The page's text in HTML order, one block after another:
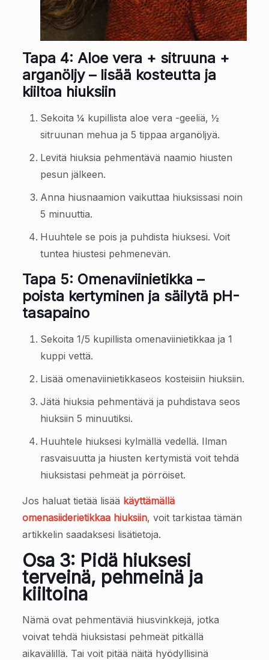
Tapa 4: Aloe vera + sitruuna +
arganöljy – lisää kosteutta ja
kiiltoa hiuksiin
Sekoita ¼ kupillista aloe vera -geeliä, ½
sitruunan mehua ja 5 tippaa arganöljyä.
Levitä hiuksia pehmentävä naamio hiusten
pesun jälkeen.
Anna hiusnaamion vaikuttaa hiuksissasi noin
5 minuuttia.
Huuhtele se pois ja puhdista hiuksesi. Voit
tuntea hiustesi pehmenevän.
Tapa 5: Omenaviinietikka –
poista kertyminen ja säilytä pH-
tasapaino
Sekoita 1/5 kupillista omenaviinietikkaa ja 1
kuppi vettä.
Lisää omenaviinietikkaseos kosteisiin hiuksiin.
Jätä hiuksia pehmentävä ja puhdistava seos
hiuksiin 5 minuutiksi.
Huuhtele hiuksesi kylmällä vedellä. Ilman
rasvaisuutta ja hiusten kertymistä voit tehdä
hiuksistasi pehmeät ja pörröiset.
Jos haluat tietää lisää käyttämällä
omenasiiderietikkaa hiuksiin, voit tarkistaa tämän
artikkelin saadaksesi lisätietoja.
Osa 3: Pidä hiuksesi
terveinä, pehmeinä ja
kiiltoina
Nämä ovat pehmentäviä hiusvinkkejä, jotka
voivat tehdä hiuksistasi pehmeät pitkällä
aikavälillä. Tai voit pitää näitä hyödyllisinä